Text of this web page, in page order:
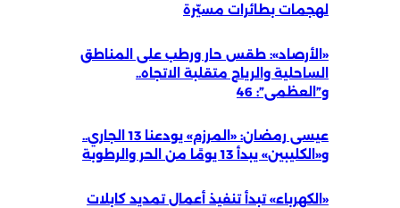
لهجمات بطائرات مسيّرة
«الأرصاد»: طقس حار ورطب على المناطق
الساحلية والرياح متقلبة الاتجاه..
و”العظمى”: 46
عيسى رمضان: «المرزم» يودعنا 13 الجاري..
و«الكليبين» يبدأ 13 يومًا من الحر والرطوبة
«الكهرباء» تبدأ تنفيذ أعمال تمديد كابلات